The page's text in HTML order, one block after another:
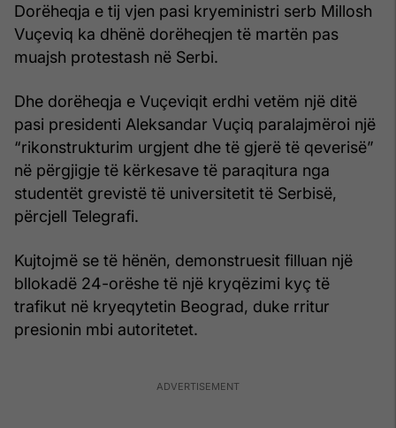
Dorëheqja e tij vjen pasi kryeministri serb Millosh
Vuçeviq ka dhënë dorëheqjen të martën pas
muajsh protestash në Serbi.
Dhe dorëheqja e Vuçeviqit erdhi vetëm një ditë
pasi presidenti Aleksandar Vuçiq paralajmëroi një
“rikonstrukturim urgjent dhe të gjerë të qeverisë”
në përgjigje të kërkesave të paraqitura nga
studentët grevistë të universitetit të Serbisë,
përcjell Telegrafi.
Kujtojmë se të hënën, demonstruesit filluan një
bllokadë 24-orëshe të një kryqëzimi kyç të
trafikut në kryeqytetin Beograd, duke rritur
presionin mbi autoritetet.